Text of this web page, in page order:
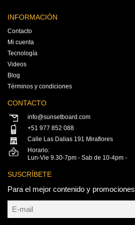
INFORMACIÓN
Contacto
Mi cuenta
Tecnología
Videos
Blog
Términos y condiciones
CONTACTO
info@sunsetboard.com
+51 977 852 088
Calle Las Dalias 191 Miraflores
Horario:
Lun-Vie 9.30-7pm - Sab de 10-4pm -
SUSCRÍBETE
Para el mejor contenido y promociones